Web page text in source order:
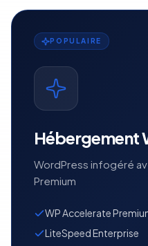
POPULAIRE
Hébergement
WordPress infogéré
Premium
WP Accelerate
LiteSpeed Enterprise